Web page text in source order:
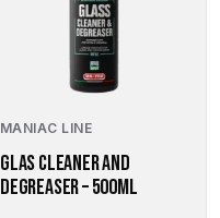
MANIAC LINE
GLAS CLEANER AND
DEGREASER – 500ML